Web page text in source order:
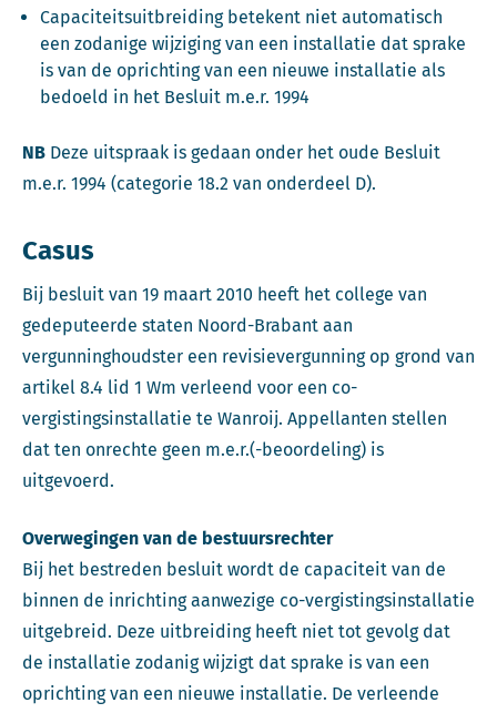
Capaciteitsuitbreiding betekent niet automatisch
een zodanige wijziging van een installatie dat sprake
is van de oprichting van een nieuwe installatie als
bedoeld in het Besluit m.e.r. 1994
NB Deze uitspraak is gedaan onder het oude Besluit
m.e.r. 1994 (categorie 18.2 van onderdeel D).
Casus
Bij besluit van 19 maart 2010 heeft het college van
gedeputeerde staten Noord-Brabant aan
vergunninghoudster een revisievergunning op grond van
artikel 8.4 lid 1 Wm verleend voor een co-
vergistingsinstallatie te Wanroij. Appellanten stellen
dat ten onrechte geen m.e.r.(-beoordeling) is
uitgevoerd.
Overwegingen van de bestuursrechter
Bij het bestreden besluit wordt de capaciteit van de
binnen de inrichting aanwezige co-vergistingsinstallatie
uitgebreid. Deze uitbreiding heeft niet tot gevolg dat
de installatie zodanig wijzigt dat sprake is van een
oprichting van een nieuwe installatie. De verleende